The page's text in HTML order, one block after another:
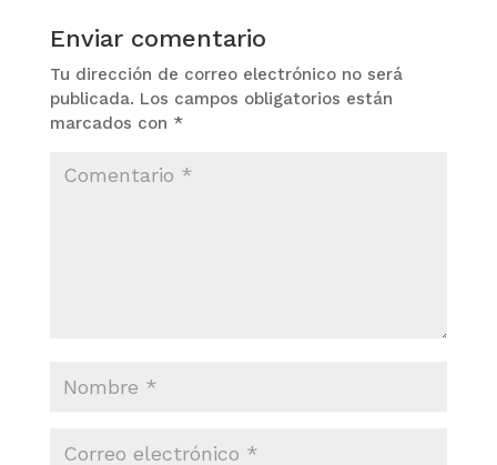
Enviar comentario
Tu dirección de correo electrónico no será
publicada. Los campos obligatorios están
marcados con *